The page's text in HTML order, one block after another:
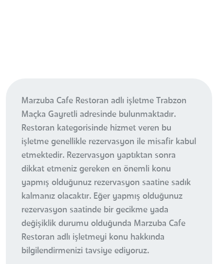
Marzuba Cafe Restoran adlı işletme Trabzon
Maçka Gayretli adresinde bulunmaktadır.
Restoran kategorisinde hizmet veren bu
işletme genellikle rezervasyon ile misafir kabul
etmektedir. Rezervasyon yaptıktan sonra
dikkat etmeniz gereken en önemli konu
yapmış olduğunuz rezervasyon saatine sadık
kalmanız olacaktır. Eğer yapmış olduğunuz
rezervasyon saatinde bir gecikme yada
değişiklik durumu olduğunda Marzuba Cafe
Restoran adlı işletmeyi konu hakkında
bilgilendirmenizi tavsiye ediyoruz.